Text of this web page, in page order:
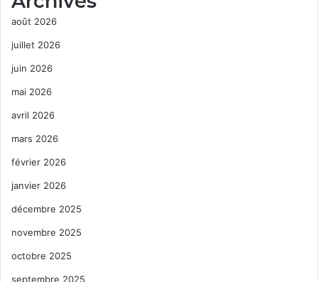
août 2026
juillet 2026
juin 2026
mai 2026
avril 2026
mars 2026
février 2026
janvier 2026
décembre 2025
novembre 2025
octobre 2025
septembre 2025